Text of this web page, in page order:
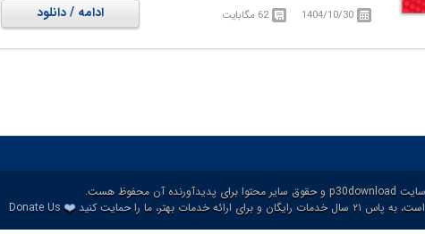
نمایید یا قطعه کد را به زبان های مختلف تولید کنید. همچنین محیط کاربری
مدرن و مناسب این نرم افزار، درک و استفاده از آن را آسان نموده است.
1404/10/30 62 مگابایت ادامه / دانلود
است، به پاس ۲۱ سال خدمات رایگان و برای ارائه خدمات بهتر، ما را حمایت کنید❤️